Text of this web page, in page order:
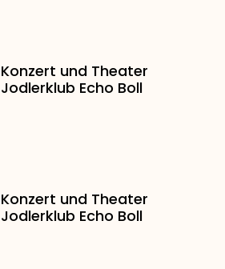
Konzert und Theater
Jodlerklub Echo Boll
Konzert und Theater
Jodlerklub Echo Boll